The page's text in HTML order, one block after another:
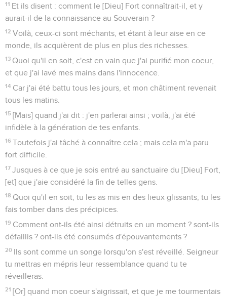
11 Et ils disent : comment le [Dieu] Fort connaîtrait-il, et y
aurait-il de la connaissance au Souverain ?
12 Voilà, ceux-ci sont méchants, et étant à leur aise en ce
monde, ils acquièrent de plus en plus des richesses.
13 Quoi qu'il en soit, c'est en vain que j'ai purifié mon coeur,
et que j'ai lavé mes mains dans l'innocence.
14 Car j'ai été battu tous les jours, et mon châtiment revenait
tous les matins.
15 [Mais] quand j'ai dit : j'en parlerai ainsi ; voilà, j'ai été
infidèle à la génération de tes enfants.
16 Toutefois j'ai tâché à connaître cela ; mais cela m'a paru
fort difficile.
17 Jusques à ce que je sois entré au sanctuaire du [Dieu] Fort,
[et] que j'aie considéré la fin de telles gens.
18 Quoi qu'il en soit, tu les as mis en des lieux glissants, tu les
fais tomber dans des précipices.
19 Comment ont-ils été ainsi détruits en un moment ? sont-ils
défaillis ? ont-ils été consumés d'épouvantements ?
20 Ils sont comme un songe lorsqu'on s'est réveillé. Seigneur
tu mettras en mépris leur ressemblance quand tu te
réveilleras.
21 [Or] quand mon coeur s'aigrissait, et que je me tourmentais